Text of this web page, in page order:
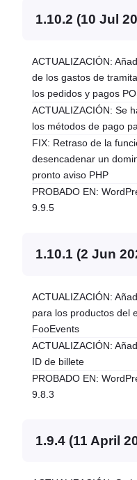
1.10.2 (10 Jul
ACTUALIZACIÓN:
de los gastos de
los pedidos y pagos
ACTUALIZACIÓN: Se
los métodos de pago
FIX: Retraso de la
desencadenar un
pronto aviso PHP
PROBADO EN:
9.9.5
1.10.1 (2 Jun
ACTUALIZACIÓN:
para los productos del
FooEvents
ACTUALIZACIÓN:
ID de billete
PROBADO EN:
9.8.3
1.9.4 (11 April